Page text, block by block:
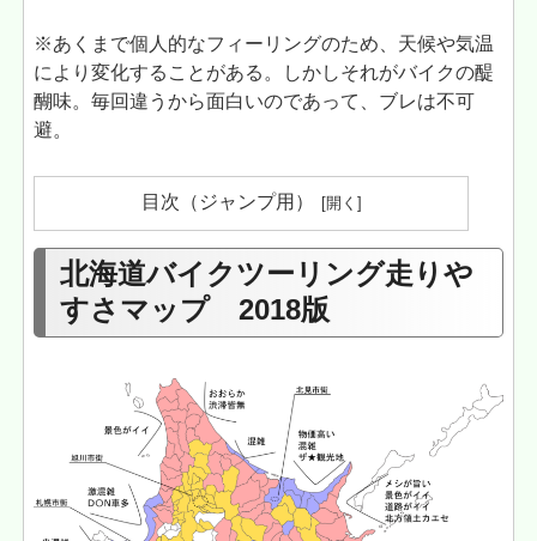
※あくまで個人的なフィーリングのため、天候や気温
により変化することがある。しかしそれがバイクの醍
醐味。毎回違うから面白いのであって、ブレは不可
避。
目次（ジャンプ用）
北海道バイクツーリング走りや
すさマップ 2018版